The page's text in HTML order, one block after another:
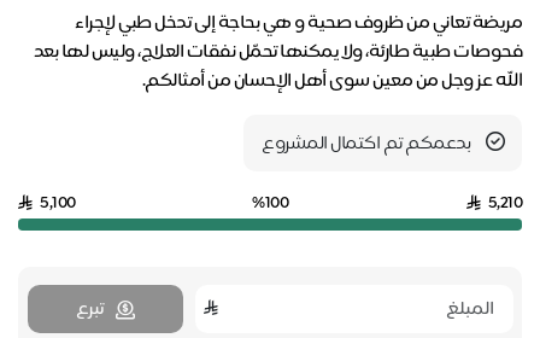
مريضة تعاني من ظروف صحية و هي بحاجة إلى تدخل طبي لإجراء
فحوصات طبية طارئة، ولا يمكنها تحمّل نفقات العلاج، وليس لها بعد
الله عز وجل من معين سوى أهل الإحسان من أمثالكم.
بدعمكم تم اكتمال المشروع
5,210
%100
5,100
تبرع